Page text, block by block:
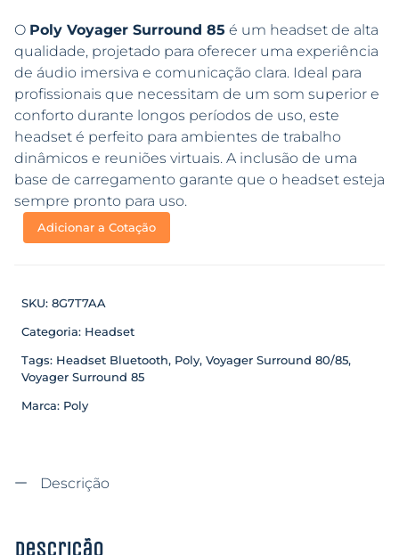
O Poly Voyager Surround 85 é um headset de alta
qualidade, projetado para oferecer uma experiência
de áudio imersiva e comunicação clara. Ideal para
profissionais que necessitam de um som superior e
conforto durante longos períodos de uso, este
headset é perfeito para ambientes de trabalho
dinâmicos e reuniões virtuais. A inclusão de uma
base de carregamento garante que o headset esteja
sempre pronto para uso.
Adicionar a Cotação
SKU: 8G7T7AA
Categoria: Headset
Tags: Headset Bluetooth, Poly, Voyager Surround 80/85,
Voyager Surround 85
Marca: Poly
Descrição